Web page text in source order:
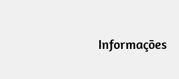
Informações